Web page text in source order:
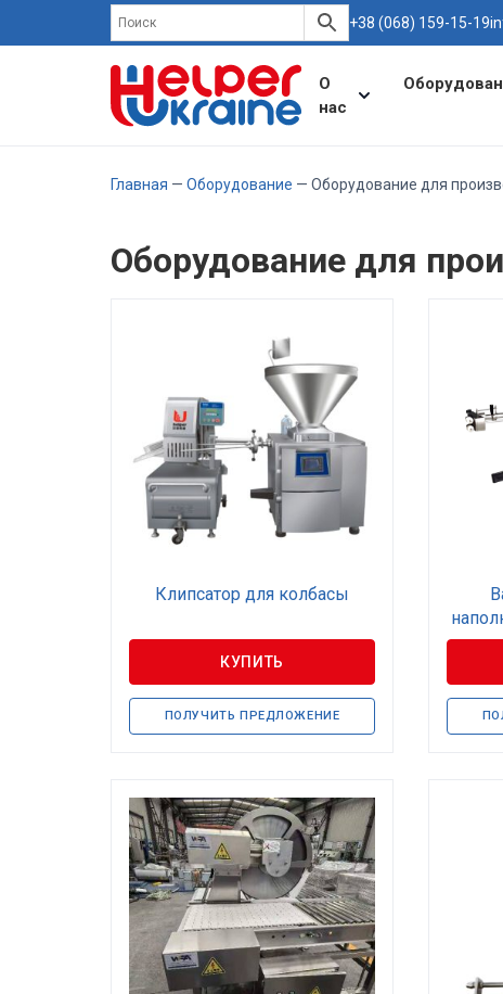
+38 (068) 159-15-19
О
нас
Главная — Оборудование — Оборудование для
Оборудование для
Клипсатор для колбасы
КУПИТЬ
ПОЛУЧИТЬ ПРЕДЛОЖЕНИЕ